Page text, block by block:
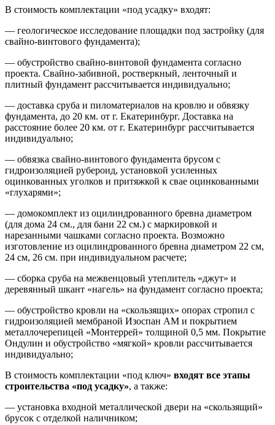
В стоимость комплектации «под усадку» входят:
— геологическое исследование площадки под застройку (для
свайно-винтового фундамента);
— обустройство свайно-винтовой фундамента согласно
проекта. Свайно-забивной, ростверкный, ленточный и
плитный фундамент рассчитывается индивидуально;
— доставка сруба и пиломатериалов на кровлю и обвязку
фундамента, до 20 км. от г. Екатеринбург. Доставка на
расстояние более 20 км. от г. Екатеринбург рассчитывается
индивидуально;
— обвязка свайно-винтового фундамента брусом с
гидроизоляцией рубероид, установкой усиленных
оцинкованных уголков и притяжкой к свае оцинкованными
«глухарями»;
— домокомплект из оцилиндрованного бревна диаметром
(для дома 24 см., для бани 22 см.) с маркировкой и
нарезанными чашками согласно проекта. Возможно
изготовление из оцилиндрованного бревна диаметром 22 см,
24 см, 26 см. при индивидуальном расчете;
— сборка сруба на межвенцовый утеплитель «джут» и
деревянный шкант «нагель» на фундамент согласно проекта;
— обустройство кровли на «скользящих» опорах стропил с
гидроизоляцией мембраной Изоспан АМ и покрытием
металлочерепицей «Монтеррей» толщиной 0,5 мм. Покрытие
Ондулин и обустройство «мягкой» кровли рассчитывается
индивидуально;
В стоимость комплектации «под ключ» входят все этапы
строительства «под усадку», а также:
— установка входной металлической двери на «скользящий»
брусок с отделкой наличником;